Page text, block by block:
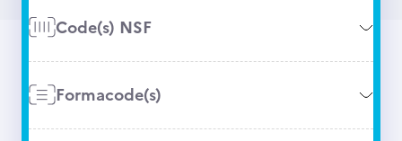
Code(s) NSF
Formacode(s)